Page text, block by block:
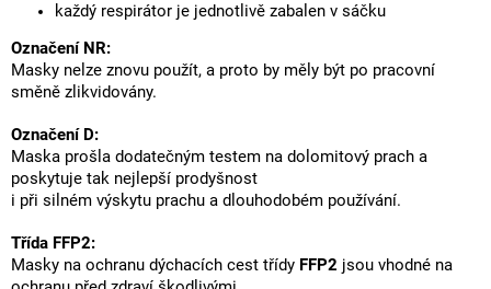
každý respirátor je jednotlivě zabalen v sáčku
Označení NR:
Masky nelze znovu použít, a proto by měly být po pracovní
směně zlikvidovány.
Označení D:
Maska prošla dodatečným testem na dolomitový prach a
poskytuje tak nejlepší prodyšnost
i při silném výskytu prachu a dlouhodobém používání.
Třída FFP2:
Masky na ochranu dýchacích cest třídy FFP2 jsou vhodné na